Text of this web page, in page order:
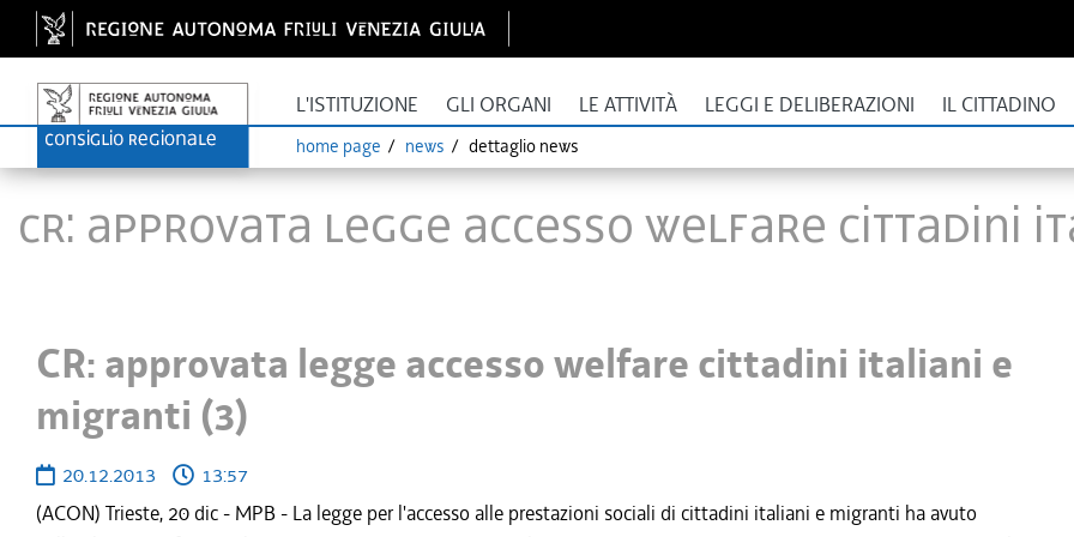
L'ISTITUZIONE GLI ORGANI LE ATTIVITÀ LEGGI E DELIBERAZIONI IL CITTADINO
home page news dettaglio news
CR: approvata legge accesso welfare cittadini
CR: approvata legge accesso welfare cittadini italiani e
migranti (3)
20.12.2013
13:57
(ACON) Trieste, 20 dic - MPB - La legge per l'accesso alle prestazioni sociali di cittadini italiani e migranti ha avuto